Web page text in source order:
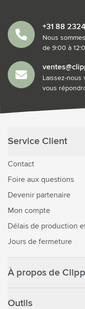
+31 88
Nous
de 9:00 à
Laissez-nous
vous
Service Client
Contact
Foire aux questions
Devenir partenaire
Mon compte
Délais de production
Jours de fermeture
À propos de
Outils